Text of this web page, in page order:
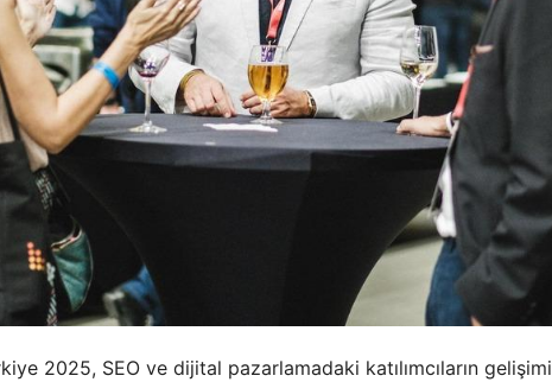
2025, SEO ve dijital pazarlamadaki katılımcıların